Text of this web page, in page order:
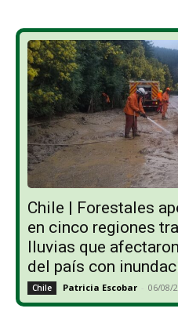
Chile | Forestales
en cinco regiones
lluvias que
del país con
Chile Patricia Escobar - 06/08/